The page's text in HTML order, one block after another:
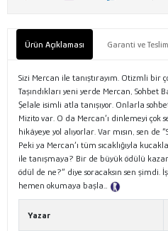
Ürün Açıklaması Garanti ve
Sizi Mercan ile tanıştırayım. Otizmli bir
Taşındıkları yeni yerde Mercan, Sohbet
Şelale isimli atla tanışıyor. Onlarla
Mizito var. O da Mercan’ı dinlemeyi çok
hikâyeye yol alıyorlar. Var mısın, sen
Peki ya Mercan’ı tüm sıcaklığıyla
ile tanışmaya? Bir de büyük ödülü
ödül de ne?” diye soracaksın sen
hemen okumaya başla…
Yazar